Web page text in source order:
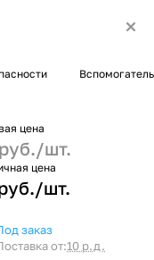
цена
шт.
цена
шт.
заказ
от:10 р.д.